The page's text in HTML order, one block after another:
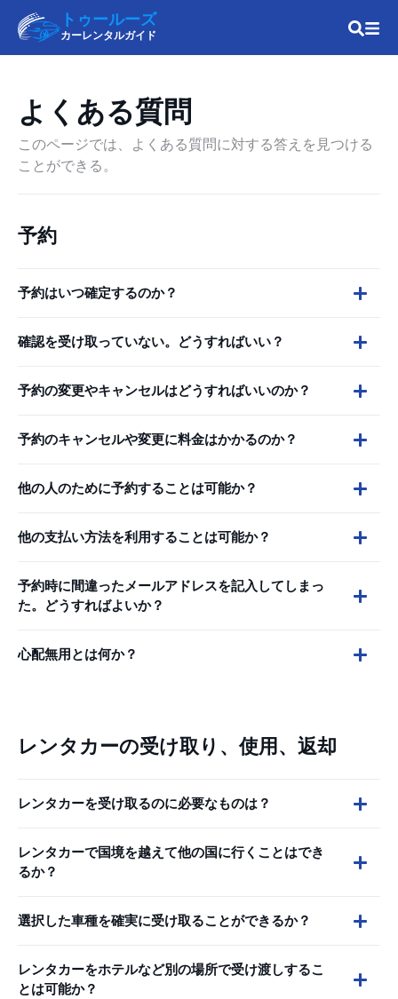
トゥールーズ
カーレンタルガイド
よくある質問
このページでは、よくある質問に対する答えを見つける
ことができる。
予約
予約はいつ確定するのか？
確認を受け取っていない。どうすればいい？
予約の変更やキャンセルはどうすればいいのか？
予約のキャンセルや変更に料金はかかるのか？
他の人のために予約することは可能か？
他の支払い方法を利用することは可能か？
予約時に間違ったメールアドレスを記入してしまっ
た。どうすればよいか？
心配無用とは何か？
レンタカーの受け取り、使用、返却
レンタカーを受け取るのに必要なものは？
レンタカーで国境を越えて他の国に行くことはでき
るか？
選択した車種を確実に受け取ることができるか？
レンタカーをホテルなど別の場所で受け渡しするこ
とは可能か？